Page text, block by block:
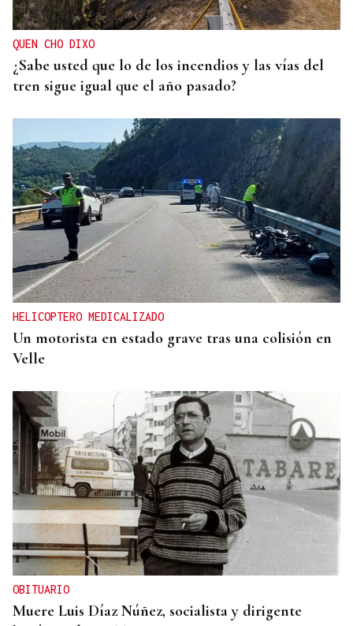
QUEN CHO DIXO
¿Sabe usted que lo de los incendios y las vías del
tren sigue igual que el año pasado?
HELICOPTERO MEDICALIZADO
Un motorista en estado grave tras una colisión en
Velle
OBITUARIO
Muere Luis Díaz Núñez, socialista y dirigente